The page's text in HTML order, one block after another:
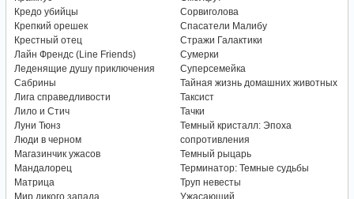
Кредо убийцы
Крепкий орешек
Крестный отец
Лайн Френдс (Line Friends)
Леденящие душу приключения
Сабрины
Лига справедливости
Лило и Стич
Луни Тюнз
Люди в черном
Магазинчик ужасов
Мандалорец
Матрица
Мир дикого запада
Сорвиголова
Спасатели Малибу
Стражи Галактики
Сумерки
Суперсемейка
Тайная жизнь домашних животных
Таксист
Тачки
Темный кристалл: Эпоха
сопротивления
Темный рыцарь
Терминатор: Темные судьбы
Труп невесты
Ужасающий